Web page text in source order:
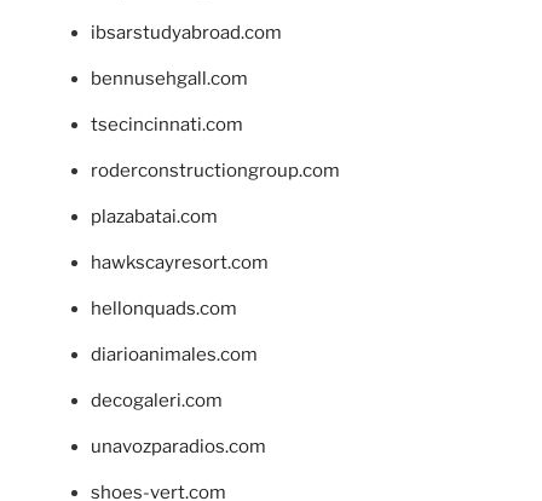
ibsarstudyabroad.com
bennusehgall.com
tsecincinnati.com
roderconstructiongroup.com
plazabatai.com
hawkscayresort.com
hellonquads.com
diarioanimales.com
decogaleri.com
unavozparadios.com
shoes-vert.com